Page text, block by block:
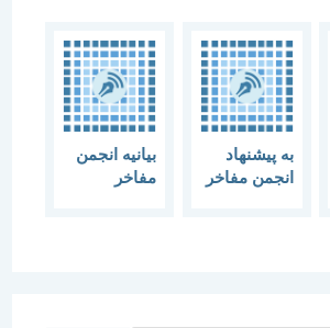
به پیشنهاد
انجمن مفاخر
بیانیه انجمن